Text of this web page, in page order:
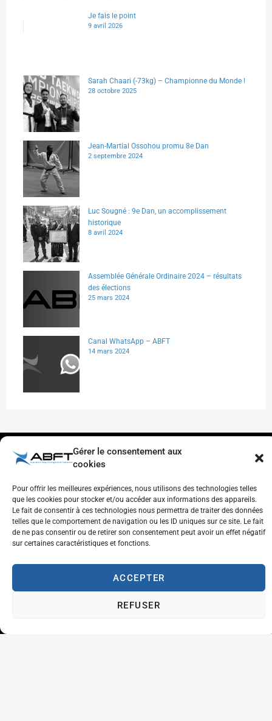
Gérer le consentement aux
cookies
Pour offrir les meilleures expériences, nous utilisons des technologies telles
que les cookies pour stocker et/ou accéder aux informations des appareils.
Le fait de consentir à ces technologies nous permettra de traiter des données
telles que le comportement de navigation ou les ID uniques sur ce site. Le fait
de ne pas consentir ou de retirer son consentement peut avoir un effet négatif
sur certaines caractéristiques et fonctions.
ACCEPTER
REFUSER
Je fais le point
9 avril 2026
Sarah Chaari (-73kg) – Championne du Monde !
28 octobre 2025
Jean-Martial Ossohou promu 8e Dan
2 septembre 2024
Luc Sougné : 9e Dan, un accomplissement
historique
8 avril 2024
Assemblée Générale Ordinaire 2024 – résultats
des élections
25 mars 2024
Canal WhatsApp – ABFT
14 mars 2024
Inscrivez-vous à notre newsletter pour recevoir
les dernières actualités et mises à jour
directement dans votre boîte de réception.